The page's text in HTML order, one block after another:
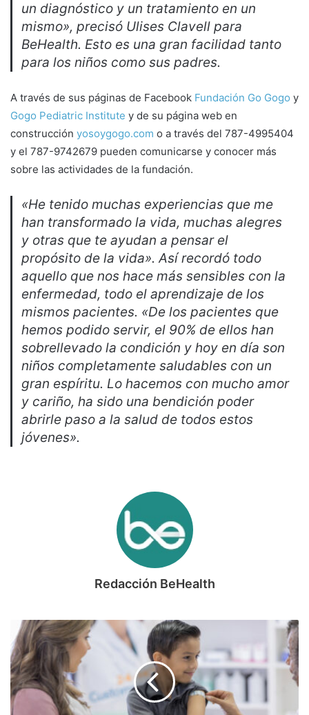
un diagnóstico y un tratamiento en un
mismo», precisó Ulises Clavell para
BeHealth. Esto es una gran facilidad tanto
para los niños como sus padres.
A través de sus páginas de Facebook Fundación Go Gogo y
Gogo Pediatric Institute y de su página web en
construcción yosoygogo.com o a través del 787-4995404
y el 787-9742679 pueden comunicarse y conocer más
sobre las actividades de la fundación.
«He tenido muchas experiencias que me
han transformado la vida, muchas alegres
y otras que te ayudan a pensar el
propósito de la vida». Así recordó todo
aquello que nos hace más sensibles con la
enfermedad, todo el aprendizaje de los
mismos pacientes. «De los pacientes que
hemos podido servir, el 90% de ellos han
sobrellevado la condición y hoy en día son
niños completamente saludables con un
gran espíritu. Lo hacemos con mucho amor
y cariño, ha sido una bendición poder
abrirle paso a la salud de todos estos
jóvenes».
Redacción BeHealth